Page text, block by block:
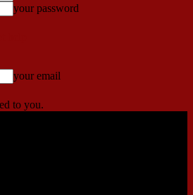
your password
your email
to you.